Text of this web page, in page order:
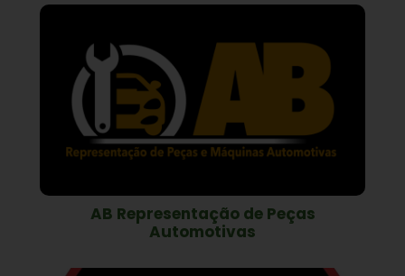
AB Representação de Peças
Automotivas